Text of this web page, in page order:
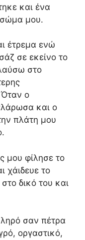
και ένα
μου.
έτρεμα ενώ
σε εκείνο το
στο
ο
και ο
πλάτη μου
μου φίλησε το
χάιδευε το
δικό του και
σαν πέτρα
οργαστικό,